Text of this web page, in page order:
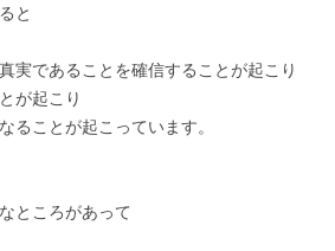
と
実であることを確信することが起こり
が起こり
ることが起こっています。
ところがあって